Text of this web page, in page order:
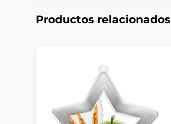
Productos relacionados